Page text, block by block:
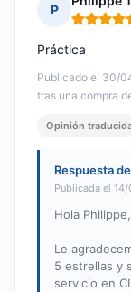
P
Nota: 5
Publicado el 30/
tras una compra
Práctica
Opinión
Respuesta
Publicada el
Hola Philippe,
Le
5 estrellas y
servicio en